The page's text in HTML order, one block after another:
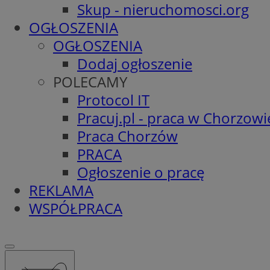
Skup - nieruchomosci.org
OGŁOSZENIA
OGŁOSZENIA
Dodaj ogłoszenie
POLECAMY
Protocol IT
Pracuj.pl - praca w
Praca Chorzów
PRACA
Ogłoszenie o pracę
REKLAMA
WSPÓŁPRACA